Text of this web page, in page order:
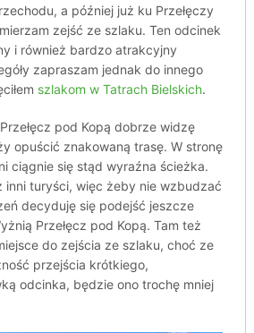
a później już ku Przełęczy
zejść ze szlaku. Ten odcinek
i również bardzo atrakcyjny
zapraszam jednak do innego
szlakom w Tatrach Bielskich.
pod Kopą dobrze widzę
opuścić znakowaną trasę. W stronę
ciągnie się stąd wyraźna ścieżka.
inni turyści, więc żeby nie wzbudzać
decyduję się podejść jeszcze
Przełęcz pod Kopą. Tam też
do zejścia ze szlaku, choć ze
przejścia krótkiego,
odcinka, będzie ono trochę mniej